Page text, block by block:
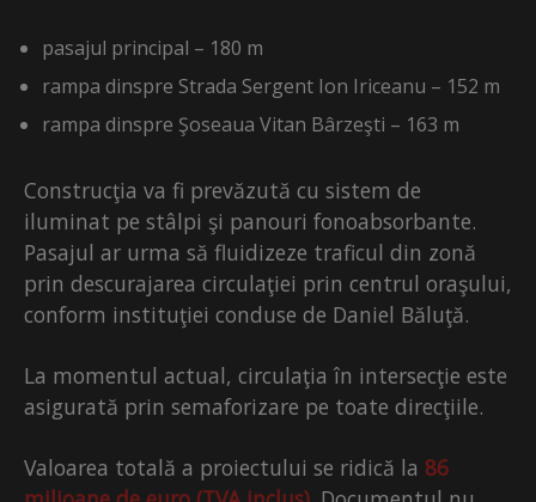
pasajul principal – 180 m
rampa dinspre Strada Sergent Ion Iriceanu – 152 m
rampa dinspre Şoseaua Vitan Bârzeşti – 163 m
Construcţia va fi prevăzută cu sistem de
iluminat pe stâlpi şi panouri fonoabsorbante.
Pasajul ar urma să fluidizeze traficul din zonă
prin descurajarea circulaţiei prin centrul oraşului,
conform instituţiei conduse de Daniel Băluţă.
La momentul actual, circulaţia în intersecţie este
asigurată prin semaforizare pe toate direcţiile.
Valoarea totală a proiectului se ridică la 86